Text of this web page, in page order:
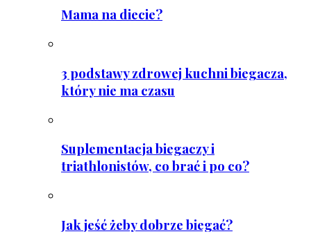
Mama na diecie?
3 podstawy zdrowej kuchni biegacza,
który nie ma czasu
Suplementacja biegaczy i
triathlonistów, co brać i po co?
Jak jeść żeby dobrze biegać?